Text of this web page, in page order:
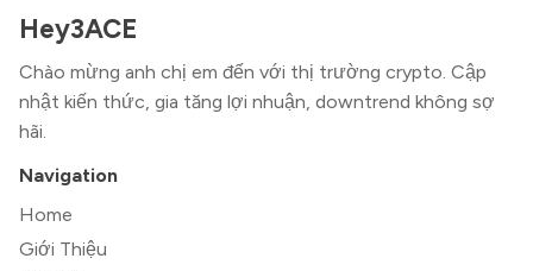
Hey3ACE
Chào mừng anh chị em đến với thị trường crypto. Cập
nhật kiến thức, gia tăng lợi nhuận, downtrend không sợ
hãi.
Navigation
Home
Giới Thiệu